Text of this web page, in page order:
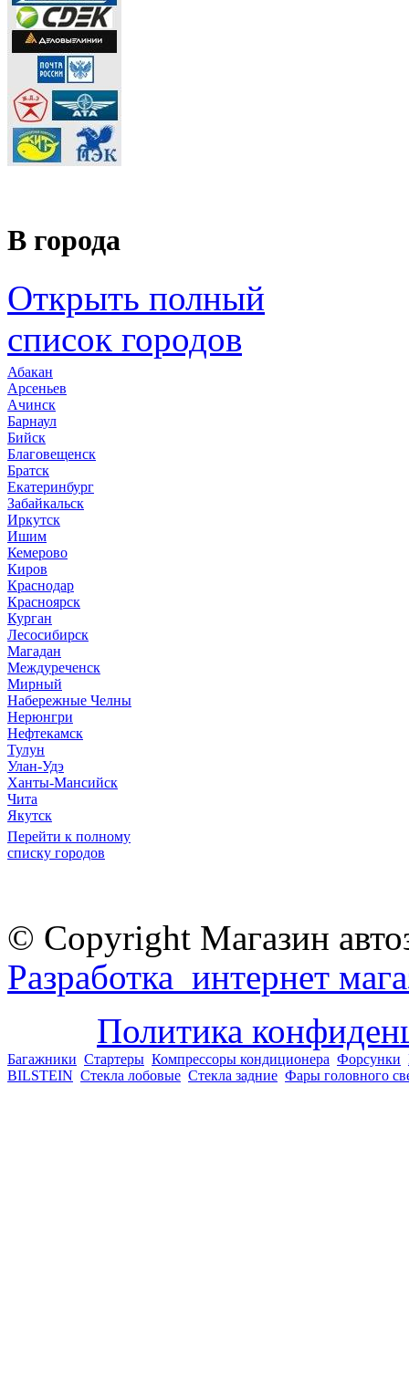
В города
Открыть полный
список городов
Абакан
Арсеньев
Ачинск
Барнаул
Бийск
Благовещенск
Братск
Екатеринбург
Забайкальск
Иркутск
Ишим
Кемерово
Киров
Краснодар
Красноярск
Курган
Лесосибирск
Магадан
Междуреченск
Мирный
Набережные Челны
Нерюнгри
Нефтекамск
Тулун
Улан-Удэ
Ханты-Мансийск
Чита
Якутск
Перейти к полному
списку городов
© Copyright Магазин
Разработка интернет
Политика
Багажники Стартеры Компрессоры кондиционера Форсунки
BILSTEIN Стекла лобовые Стекла задние Фары головного